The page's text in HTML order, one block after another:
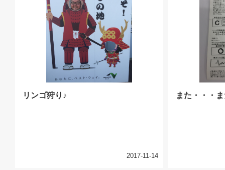
リンゴ狩り♪
2017-11-14
また・・・